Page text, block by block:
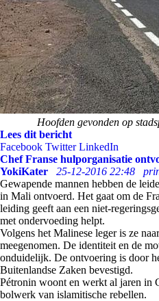
Hoofden gevonden op
Lees dit bericht
Facebook Twitter LinkedIn
Chef Franse hulporganisatie
YokiKater
25-12-2016 22:48
Gewapende mannen hebben de
in Mali ontvoerd. Het gaat om de
leiding geeft aan een niet-
met ondervoeding helpt.
Volgens het Malinese leger is ze
meegenomen. De identiteit en de
onduidelijk. De ontvoering is door
Buitenlandse Zaken bevestigd.
Pétronin woont en werkt al jaren in
bolwerk van islamitische rebellen.